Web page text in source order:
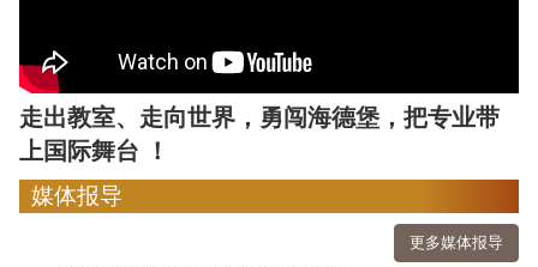
走出教室、走向世界，勇闯海德堡，把专业带
上国际舞台 ！
媒体报导
更多媒体报导